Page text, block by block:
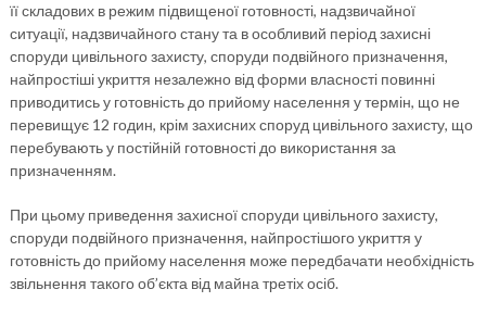
її складових в режим підвищеної готовності, надзвичайної
ситуації, надзвичайного стану та в особливий період захисні
споруди цивільного захисту, споруди подвійного призначення,
найпростіші укриття незалежно від форми власності повинні
приводитись у готовність до прийому населення у термін, що не
перевищує 12 годин, крім захисних споруд цивільного захисту, що
перебувають у постійній готовності до використання за
призначенням.
При цьому приведення захисної споруди цивільного захисту,
споруди подвійного призначення, найпростішого укриття у
готовність до прийому населення може передбачати необхідність
звільнення такого об’єкта від майна третіх осіб.